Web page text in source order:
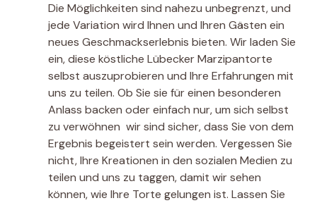
Die Möglichkeiten sind nahezu unbegrenzt, und
jede Variation wird Ihnen und Ihren Gästen ein
neues Geschmackserlebnis bieten. Wir laden Sie
ein, diese köstliche Lübecker Marzipantorte
selbst auszuprobieren und Ihre Erfahrungen mit
uns zu teilen. Ob Sie sie für einen besonderen
Anlass backen oder einfach nur, um sich selbst
zu verwöhnen  wir sind sicher, dass Sie von dem
Ergebnis begeistert sein werden. Vergessen Sie
nicht, Ihre Kreationen in den sozialen Medien zu
teilen und uns zu taggen, damit wir sehen
können, wie Ihre Torte gelungen ist. Lassen Sie